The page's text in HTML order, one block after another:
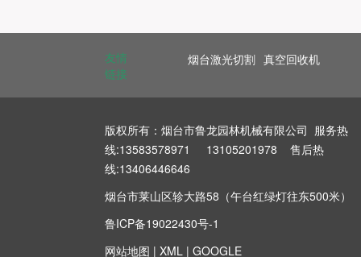
友情
链接
烟台激光切割 真空回收机
版权所有：烟台市鲁龙园林机械有限公司 服务热
线:13583578971 13105201978 售后热
线:13406446646
烟台市莱山区轸大路58（午台红绿灯往东500米）
鲁ICP备19022430号-1
网站地图 | XML | GOOGLE